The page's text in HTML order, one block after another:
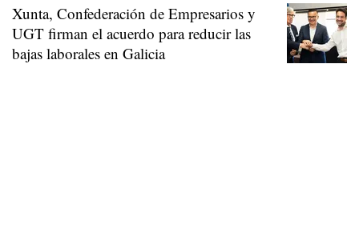
Xunta, Confederación de Empresarios y
UGT firman el acuerdo para reducir las
bajas laborales en Galicia